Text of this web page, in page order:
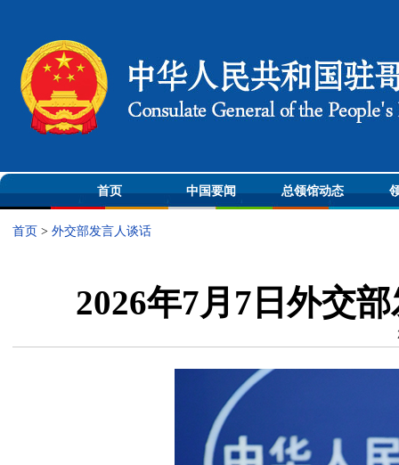
首页 中国要闻 总领馆动态
首页 > 外交部发言人谈话
2026年7月7日外交